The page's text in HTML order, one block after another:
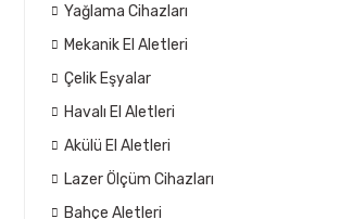
Yağlama Cihazları
Mekanik El Aletleri
Çelik Eşyalar
Havalı El Aletleri
Akülü El Aletleri
Lazer Ölçüm Cihazları
Bahçe Aletleri